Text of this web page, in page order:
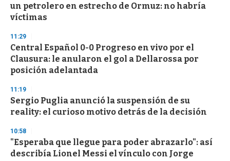
un petrolero en estrecho de Ormuz: no habría
víctimas
11:29
Central Español 0-0 Progreso en vivo por el
Clausura: le anularon el gol a Dellarossa por
posición adelantada
11:19
Sergio Puglia anunció la suspensión de su
reality: el curioso motivo detrás de la decisión
10:58
"Esperaba que llegue para poder abrazarlo": así
describía Lionel Messi el vínculo con Jorge